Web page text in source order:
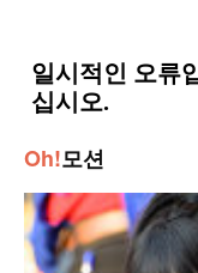
Oh!모션